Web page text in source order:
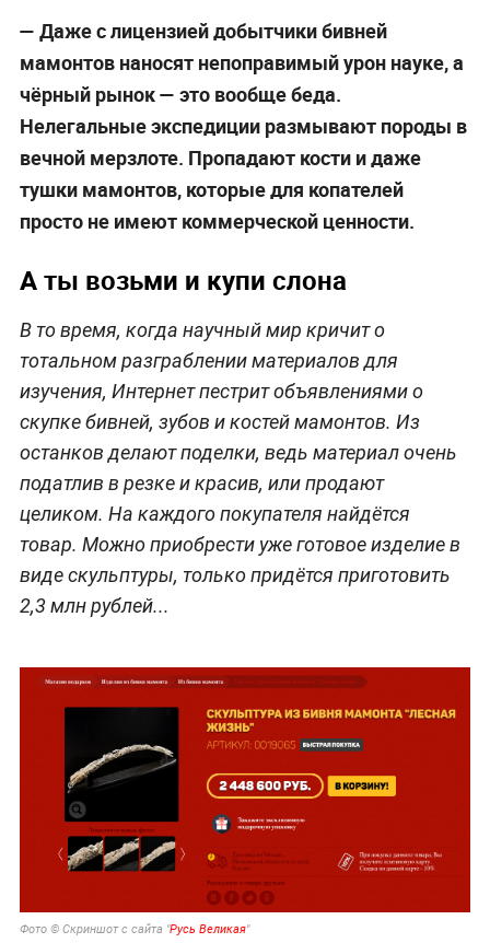
— Даже с лицензией добытчики бивней
мамонтов наносят непоправимый урон науке, а
чёрный рынок — это вообще беда.
Нелегальные экспедиции размывают породы в
вечной мерзлоте. Пропадают кости и даже
тушки мамонтов, которые для копателей
просто не имеют коммерческой ценности.
А ты возьми и купи слона
В то время, когда научный мир кричит о
тотальном разграблении материалов для
изучения, Интернет пестрит объявлениями о
скупке бивней, зубов и костей мамонтов. Из
останков делают поделки, ведь материал очень
податлив в резке и красив, или продают
целиком. На каждого покупателя найдётся
товар. Можно приобрести уже готовое изделие в
виде скульптуры, только придётся приготовить
2,3 млн рублей...
Фото © Скриншот с сайта "Русь Великая"